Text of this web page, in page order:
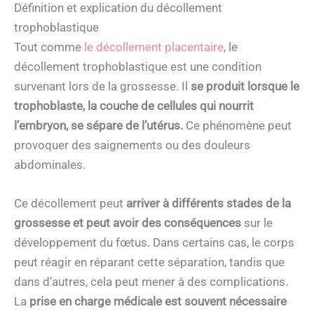
Définition et explication du décollement
trophoblastique
Tout comme le décollement placentaire, le
décollement trophoblastique est une condition
survenant lors de la grossesse. Il se produit lorsque le
trophoblaste, la couche de cellules qui nourrit
l’embryon, se sépare de l’utérus. Ce phénomène peut
provoquer des saignements ou des douleurs
abdominales.
Ce décollement peut arriver à différents stades de la
grossesse et peut avoir des conséquences sur le
développement du fœtus. Dans certains cas, le corps
peut réagir en réparant cette séparation, tandis que
dans d’autres, cela peut mener à des complications.
La prise en charge médicale est souvent nécessaire